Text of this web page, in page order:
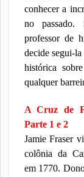
conhecer a
no passado.
professor de
decide segui-
histórica
qualquer
A Cruz de
Parte 1 e 2
Jamie Fraser
colônia da
em 1770.